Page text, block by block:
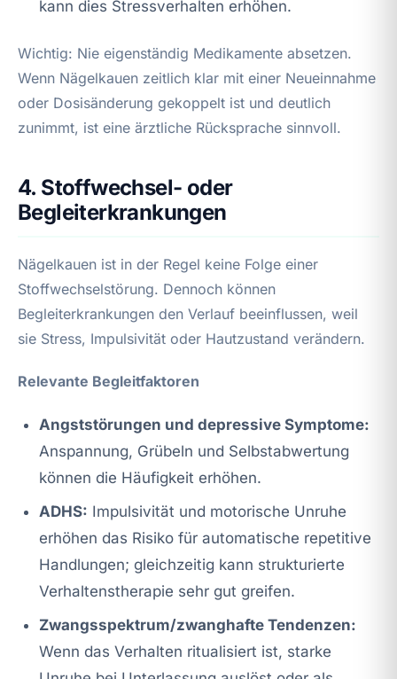
kann dies Stressverhalten erhöhen.
Wichtig: Nie eigenständig Medikamente absetzen.
Wenn Nägelkauen zeitlich klar mit einer Neueinnahme
oder Dosisänderung gekoppelt ist und deutlich
zunimmt, ist eine ärztliche Rücksprache sinnvoll.
4. Stoffwechsel- oder
Begleiterkrankungen
Nägelkauen ist in der Regel keine Folge einer
Stoffwechselstörung. Dennoch können
Begleiterkrankungen den Verlauf beeinflussen, weil
sie Stress, Impulsivität oder Hautzustand verändern.
Relevante Begleitfaktoren
Angststörungen und depressive Symptome:
Anspannung, Grübeln und Selbstabwertung
können die Häufigkeit erhöhen.
ADHS: Impulsivität und motorische Unruhe
erhöhen das Risiko für automatische repetitive
Handlungen; gleichzeitig kann strukturierte
Verhaltenstherapie sehr gut greifen.
Zwangsspektrum/zwanghafte Tendenzen:
Wenn das Verhalten ritualisiert ist, starke